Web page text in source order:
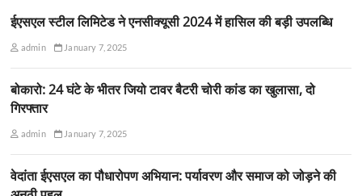
ईएसएल स्टील लिमिटेड ने एनसीक्यूसी 2024 में हासिल की बड़ी उपलब्धि
admin January 7, 2025
बोकारो: 24 घंटे के भीतर जियो टावर बैटरी चोरी कांड का खुलासा, दो
गिरफ्तार
admin January 7, 2025
वेदांता ईएसएल का पौधारोपण अभियान: पर्यावरण और समाज को जोड़ने की